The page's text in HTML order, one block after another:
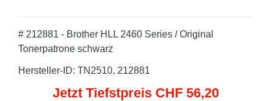
# 212881 - Brother HLL 2460 Series / Original
Tonerpatrone schwarz
Hersteller-ID: TN2510, 212881
Jetzt Tiefstpreis CHF 56,20